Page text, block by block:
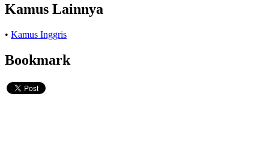
Kamus Lainnya
• Kamus Inggris
Bookmark